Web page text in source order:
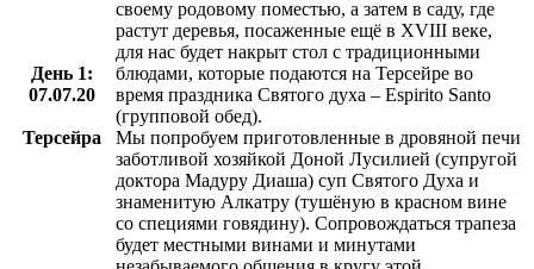
День 1:
07.07.20
Терсейра
своему родовому поместью, а затем в саду, где
растут деревья, посаженные ещё в XVIII веке,
для нас будет накрыт стол с традиционными
блюдами, которые подаются на Терсейре во
время праздника Святого духа – Espirito Santo
(групповой обед).
Мы попробуем приготовленные в дровяной печи
заботливой хозяйкой Доной Лусилией (супругой
доктора Мадуру Диаша) суп Святого Духа и
знаменитую Алкатру (тушёную в красном вине
со специями говядину). Сопровождаться трапеза
будет местными винами и минутами